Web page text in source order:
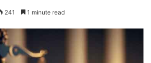
241 1 minute read